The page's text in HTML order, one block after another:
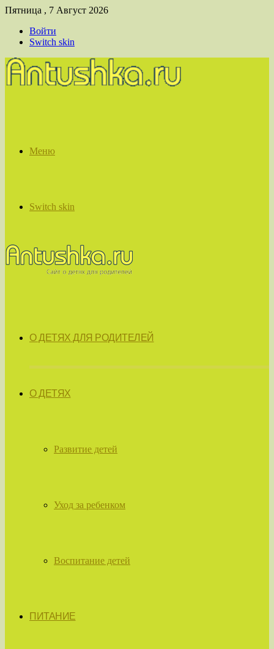
Пятница , 7 Август 2026
Войти
Switch skin
Меню
Switch skin
О ДЕТЯХ ДЛЯ РОДИТЕЛЕЙ
О ДЕТЯХ
Развитие детей
Уход за ребенком
Воспитание детей
ПИТАНИЕ